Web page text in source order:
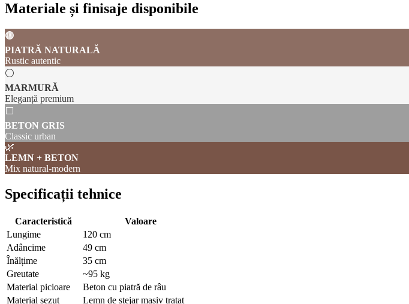
Materiale și finisaje disponibile
🟤
PIATRĂ NATURALĂ
Rustic autentic
⚪
MARMURĂ
Eleganță premium
⬜
BETON GRIS
Classic urban
🌿
LEMN + BETON
Mix natural-modern
Specificații tehnice
Caracteristică
Valoare
Lungime
120 cm
Adâncime
49 cm
Înălțime
35 cm
Greutate
~95 kg
Material picioare
Beton cu piatră de râu
Material șezut
Lemn de stejar masiv tratat